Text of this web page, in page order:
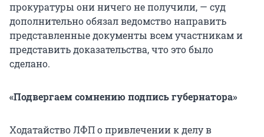
прокуратуры они ничего не получили, — суд
дополнительно обязал ведомство направить
представленные документы всем участникам и
представить доказательства, что это было
сделано.
«Подвергаем сомнению подпись губернатора»
Ходатайство ЛФП о привлечении к делу в